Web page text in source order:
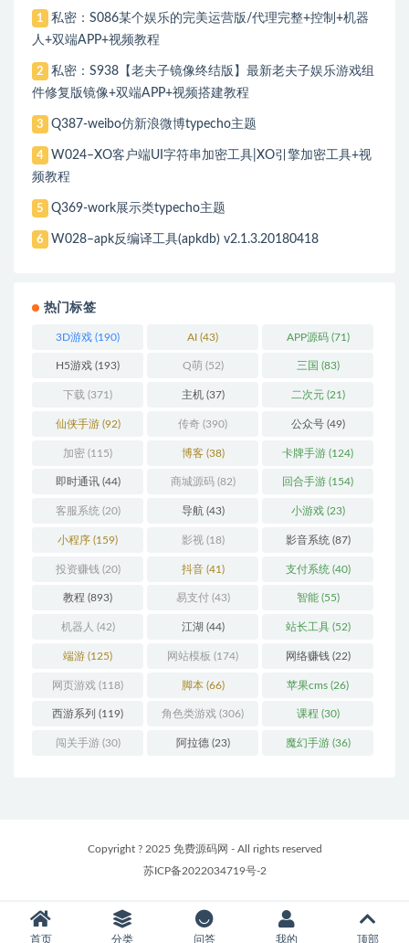
1
私密：S086某个娱乐的完美运营版/代理完整+控制+机器
人+双端APP+视频教程
2
私密：S938【老夫子镜像终结版】最新老夫子娱乐游戏组
件修复版镜像+双端APP+视频搭建教程
3 Q387-weibo仿新浪微博typecho主题
4
W024–XO客户端UI字符串加密工具|XO引擎加密工具+视
频教程
5 Q369-work展示类typecho主题
6 W028–apk反编译工具(apkdb) v2.1.3.20180418
热门标签
3D游戏 (190) AI (43) APP源码(71)
H5游戏 (193) Q萌 (52) 三国 (83)
下载 (371) 主机(37) 二次元(21)
仙侠手游(92) 传奇 (390) 公众号(49)
加密 (115) 博客(38) 卡牌手游 (124)
即时通讯(44) 商城源码(82) 回合手游 (154)
客服系统 (20) 导航(43) 小游戏(23)
小程序 (159) 影视(18) 影音系统 (87)
投资赚钱 (20) 抖音(41) 支付系统 (40)
教程 (893) 易支付(43) 智能(55)
机器人 (42) 江湖 (44) 站长工具(52)
端游 (125) 网站模板 (174) 网络赚钱(22)
网页游戏 (118) 脚本(66) 苹果cms (26)
西游系列 (119) 角色类游戏 (306) 课程 (30)
闯关手游(30) 阿拉德(23) 魔幻手游(36)
Copyright ? 2025 免费源码网 - All rights reserved
苏ICP备2022034719号-2
首页 分类 问答 我的 顶部